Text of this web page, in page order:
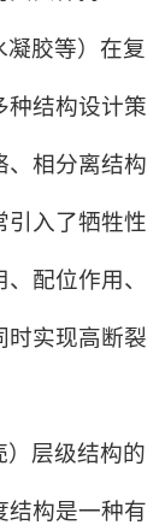
胶等）在复
种结构设计策
、相分离结构
引入了牺牲性
配位作用、
时实现高断裂
）层级结构的
结构是一种有